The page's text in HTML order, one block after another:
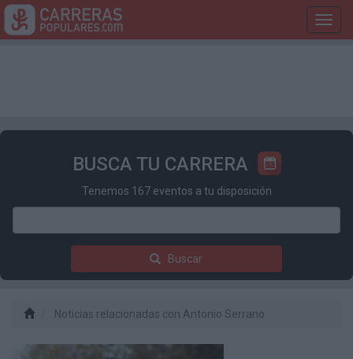
BUSCA TU CARRERA
Tenemos 167 eventos a tu disposición
Buscar
Noticias relacionadas con Antonio Serrano